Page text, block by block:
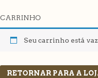
CARRINHO
Seu carrinho está
RETORNAR PARA A